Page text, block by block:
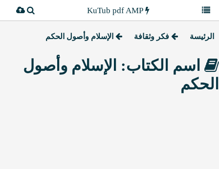
الرئيسة فكر وثقافة الإسلام وأصول الحكم
اسم الكتاب: الإسلام وأصول
الحكم